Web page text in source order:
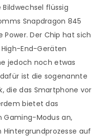
flüssig
Snapdragon 845
Der Chip hat sich
End-Geräten
jedoch noch etwas
ist die sogenannte
die das Smartphone vor
bietet das
Gaming-Modus an,
auf